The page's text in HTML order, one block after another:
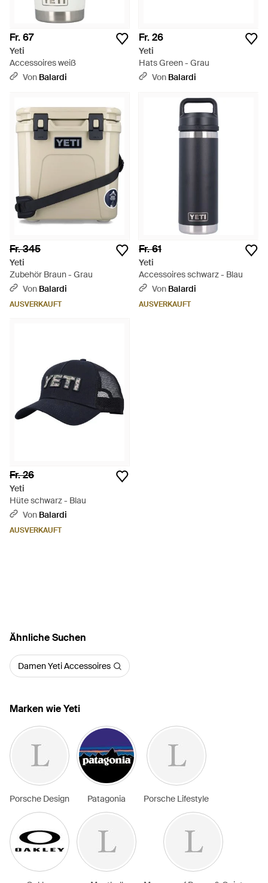
Fr. 67
Yeti
Accessoires weiß
Von Balardi
Fr. 26
Yeti
Hats Green - Grau
Von Balardi
Fr. 345
Yeti
Zubehör Braun - Grau
Von Balardi
AUSVERKAUFT
Fr. 61
Yeti
Accessoires schwarz - Blau
Von Balardi
AUSVERKAUFT
Fr. 26
Yeti
Hüte schwarz - Blau
Von Balardi
AUSVERKAUFT
Ähnliche Suchen
Damen Yeti Accessoires
Marken wie Yeti
Porsche Design Patagonia Porsche Lifestyle